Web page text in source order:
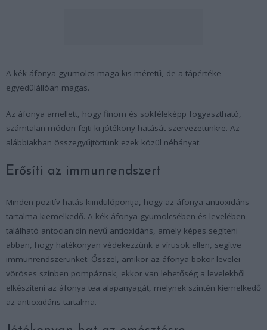
A kék áfonya gyümölcs maga kis méretű, de a tápértéke
egyedülállóan magas.
Az áfonya amellett, hogy finom és sokféleképp fogyasztható,
számtalan módon fejti ki jótékony hatását szervezetünkre. Az
alábbiakban összegyűjtöttünk ezek közül néhányat.
Erősíti az immunrendszert
Minden pozitív hatás kiindulópontja, hogy az áfonya antioxidáns
tartalma kiemelkedő. A kék áfonya gyümölcsében és levelében
található antocianidin nevű antioxidáns, amely képes segíteni
abban, hogy hatékonyan védekezzünk a vírusok ellen, segítve
immunrendszerünket. Ősszel, amikor az áfonya bokor levelei
vöröses színben pompáznak, ekkor van lehetőség a levelekből
elkészíteni az áfonya tea alapanyagát, melynek szintén kiemelkedő
az antioxidáns tartalma.